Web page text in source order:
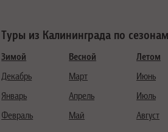
Туры из Калининграда по сезонам
Зимой
Декабрь
Январь
Февраль
Весной
Март
Апрель
Май
Летом
Июнь
Июль
Август